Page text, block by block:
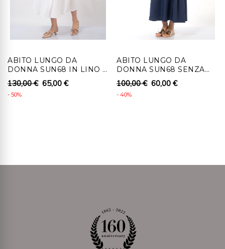
fisicamente il prodotto e fatto pervenire a Ronca 1862
srl , senza indebito ritardo, entro 14 giorni lavorativi
dall'autorizzazione al recesso.
diritto di recesso, saranno rimborsati i pagamenti
eccezione dei costi supplementari derivanti dalla
mezzo di pagamento scelto. Il rimborso può essere
sospeso fino al ricevimento dei beni oppure fino
allíavvenuta dimostrazione da parte del cliente di aver
ABITO LUNGO DA
DONNA SUN68 IN LINO E
VISCOSA A
PORTAFOGLIO
130,00 € 65,00 €
- 50%
ABITO LUNGO DA
DONNA SUN68 SENZA
MANICHE CON BALZA
100,00 € 60,00 €
- 40%